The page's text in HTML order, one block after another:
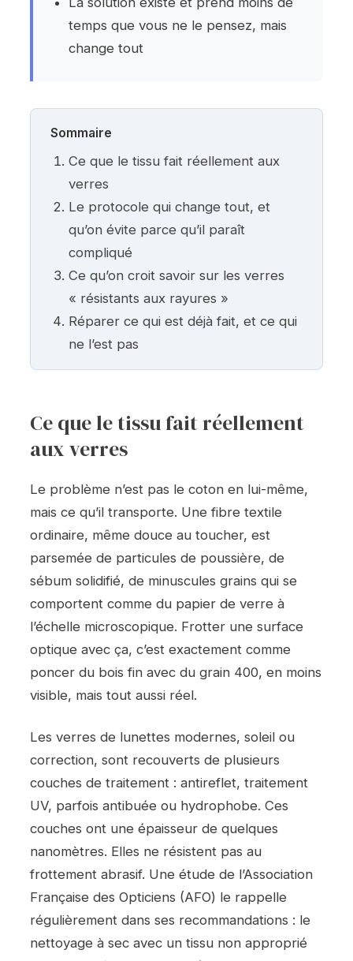
temps que vous ne le pensez, mais
change tout
Sommaire
Ce que le tissu fait réellement aux
verres
Le protocole qui change tout, et
qu’on évite parce qu’il paraît
compliqué
Ce qu’on croit savoir sur les verres
« résistants aux rayures »
Réparer ce qui est déjà fait, et ce qui
ne l’est pas
Ce que le tissu fait réellement
aux verres
Le problème n’est pas le coton en lui-même,
mais ce qu’il transporte. Une fibre textile
ordinaire, même douce au toucher, est
parsemée de particules de poussière, de
sébum solidifié, de minuscules grains qui se
comportent comme du papier de verre à
l’échelle microscopique. Frotter une surface
optique avec ça, c’est exactement comme
poncer du bois fin avec du grain 400, en moins
visible, mais tout aussi réel.
Les verres de lunettes modernes, soleil ou
correction, sont recouverts de plusieurs
couches de traitement : antireflet, traitement
UV, parfois antibuée ou hydrophobe. Ces
couches ont une épaisseur de quelques
nanomètres. Elles ne résistent pas au
frottement abrasif. Une étude de l’Association
Française des Opticiens (AFO) le rappelle
régulièrement dans ses recommandations : le
nettoyage à sec avec un tissu non approprié